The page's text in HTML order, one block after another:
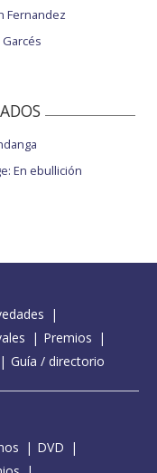
Fernandez
En ebullición
Premios
Guía / directorio
DVD